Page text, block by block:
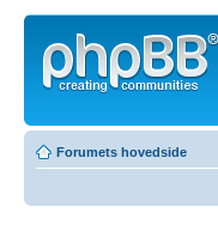
Forumets hovedside